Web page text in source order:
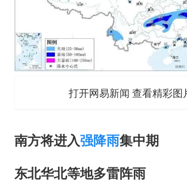
打开网易新闻 查看精彩图
南方将进入强降雨集中期
东北华北等地多雷阵雨